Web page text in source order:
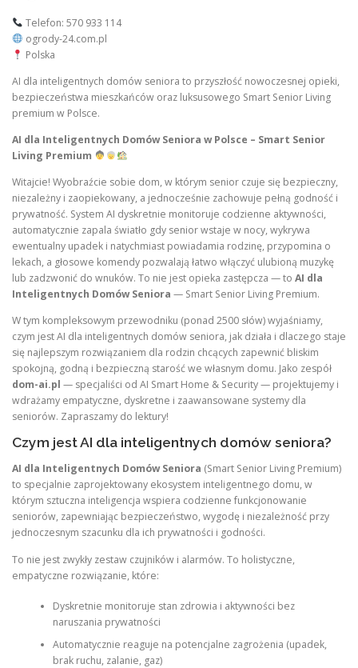
Telefon: 570 933 114
ogrody-24.com.pl
Polska
AI dla inteligentnych domów seniora to przyszłość nowoczesnej opieki,
bezpieczeństwa mieszkańców oraz luksusowego Smart Senior Living
premium w Polsce.
AI dla Inteligentnych Domów Seniora w Polsce – Smart Senior
Living Premium
Witajcie! Wyobraźcie sobie dom, w którym senior czuje się bezpieczny,
niezależny i zaopiekowany, a jednocześnie zachowuje pełną godność i
prywatność. System AI dyskretnie monitoruje codzienne aktywności,
automatycznie zapala światło gdy senior wstaje w nocy, wykrywa
ewentualny upadek i natychmiast powiadamia rodzinę, przypomina o
lekach, a głosowe komendy pozwalają łatwo włączyć ulubioną muzykę
lub zadzwonić do wnuków. To nie jest opieka zastępcza — to AI dla
Inteligentnych Domów Seniora — Smart Senior Living Premium.
W tym kompleksowym przewodniku (ponad 2500 słów) wyjaśniamy,
czym jest AI dla inteligentnych domów seniora, jak działa i dlaczego staje
się najlepszym rozwiązaniem dla rodzin chcących zapewnić bliskim
spokojną, godną i bezpieczną starość we własnym domu. Jako zespół
dom-ai.pl — specjaliści od AI Smart Home & Security — projektujemy i
wdrażamy empatyczne, dyskretne i zaawansowane systemy dla
seniorów. Zapraszamy do lektury!
Czym jest AI dla inteligentnych domów seniora?
AI dla Inteligentnych Domów Seniora (Smart Senior Living Premium)
to specjalnie zaprojektowany ekosystem inteligentnego domu, w
którym sztuczna inteligencja wspiera codzienne funkcjonowanie
seniorów, zapewniając bezpieczeństwo, wygodę i niezależność przy
jednoczesnym szacunku dla ich prywatności i godności.
To nie jest zwykły zestaw czujników i alarmów. To holistyczne,
empatyczne rozwiązanie, które:
Dyskretnie monitoruje stan zdrowia i aktywności bez
naruszania prywatności
Automatycznie reaguje na potencjalne zagrożenia (upadek,
brak ruchu, zalanie, gaz)